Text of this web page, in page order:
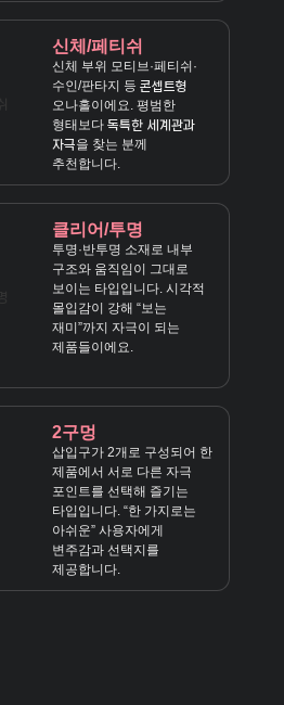
신체/페티쉬
신체 부위 모티브·페티쉬·
수인/판타지 등 콘셉트형
오나홀이에요. 평범한
형태보다 독특한 세계관과
자극을 찾는 분께
추천합니다.
클리어/투명
투명·반투명 소재로 내부
구조와 움직임이 그대로
보이는 타입입니다. 시각적
몰입감이 강해 “보는
재미”까지 자극이 되는
제품들이에요.
2구멍
삽입구가 2개로 구성되어 한
제품에서 서로 다른 자극
포인트를 선택해 즐기는
타입입니다. “한 가지로는
아쉬운” 사용자에게
변주감과 선택지를
제공합니다.